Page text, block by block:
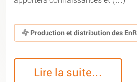
Production et distribution des EnR
Lire la suite…